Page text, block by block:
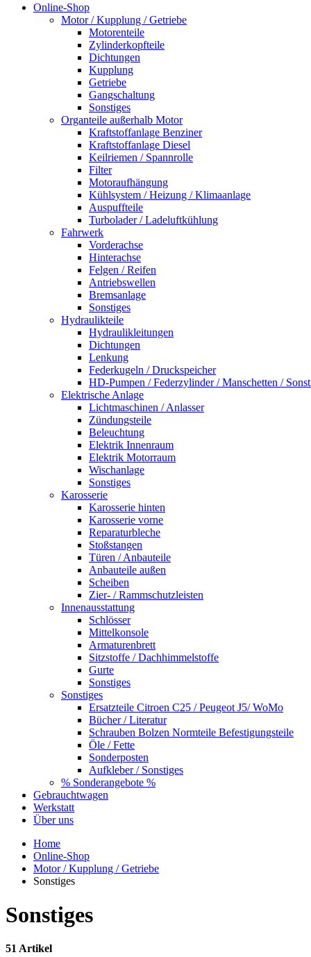
Online-Shop
Motor / Kupplung / Getriebe
Motorenteile
Zylinderkopfteile
Dichtungen
Kupplung
Getriebe
Gangschaltung
Sonstiges
Organteile außerhalb Motor
Kraftstoffanlage Benziner
Kraftstoffanlage Diesel
Keilriemen / Spannrolle
Filter
Motoraufhängung
Kühlsystem / Heizung / Klimaanlage
Auspuffteile
Turbolader / Ladeluftkühlung
Fahrwerk
Vorderachse
Hinterachse
Felgen / Reifen
Antriebswellen
Bremsanlage
Sonstiges
Hydraulikteile
Hydraulikleitungen
Dichtungen
Lenkung
Federkugeln / Druckspeicher
HD-Pumpen / Federzylinder / Manschetten /
Elektrische Anlage
Lichtmaschinen / Anlasser
Zündungsteile
Beleuchtung
Elektrik Innenraum
Elektrik Motorraum
Wischanlage
Sonstiges
Karosserie
Karosserie hinten
Karosserie vorne
Reparaturbleche
Stoßstangen
Türen / Anbauteile
Anbauteile außen
Scheiben
Zier- / Rammschutzleisten
Innenausstattung
Schlösser
Mittelkonsole
Armaturenbrett
Sitzstoffe / Dachhimmelstoffe
Gurte
Sonstiges
Sonstiges
Ersatzteile Citroen C25 / Peugeot J5/ WoMo
Bücher / Literatur
Schrauben Bolzen Normteile Befestigungsteile
Öle / Fette
Sonderposten
Aufkleber / Sonstiges
% Sonderangebote %
Gebrauchtwagen
Werkstatt
Über uns
Home
Online-Shop
Motor / Kupplung / Getriebe
Sonstiges
Sonstiges
51 Artikel